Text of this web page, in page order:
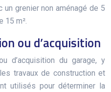
un grenier non aménagé de 5
15 m².
ou d’acquisition
d’acquisition du garage, y
travaux de construction et
utilisés pour déterminer la